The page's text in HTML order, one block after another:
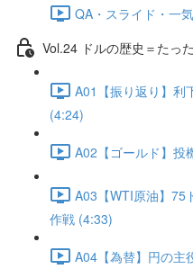
QA・スライド・一
Vol.24 ドルの歴史＝たっ
A01【振り返り】利
(4:24)
A02【ゴールド】投
A03【WTI原油】75
作戦 (4:33)
A04【為替】円の主